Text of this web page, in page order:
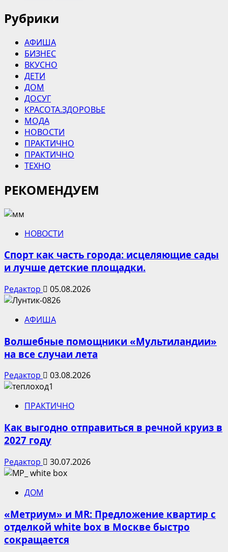
Рубрики
АФИША
БИЗНЕС
ВКУСНО
ДЕТИ
ДОМ
ДОСУГ
КРАСОТА.ЗДОРОВЬЕ
МОДА
НОВОСТИ
ПРАКТИЧНО
ПРАКТИЧНО
ТЕХНО
РЕКОМЕНДУЕМ
НОВОСТИ
Спорт как часть города: исцеляющие сады
и лучше детские площадки.
Редактор 05.08.2026
АФИША
Волшебные помощники «Мультиландии»
на все случаи лета
Редактор 03.08.2026
ПРАКТИЧНО
Как выгодно отправиться в речной круиз в
2027 году
Редактор 30.07.2026
ДОМ
«Метриум» и MR: Предложение квартир с
отделкой white box в Москве быстро
сокращается